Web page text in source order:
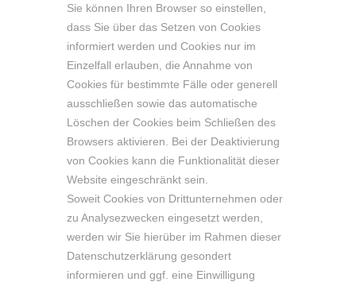
Sie können Ihren Browser so einstellen,
dass Sie über das Setzen von Cookies
informiert werden und Cookies nur im
Einzelfall erlauben, die Annahme von
Cookies für bestimmte Fälle oder generell
ausschließen sowie das automatische
Löschen der Cookies beim Schließen des
Browsers aktivieren. Bei der Deaktivierung
von Cookies kann die Funktionalität dieser
Website eingeschränkt sein.
Soweit Cookies von Drittunternehmen oder
zu Analysezwecken eingesetzt werden,
werden wir Sie hierüber im Rahmen dieser
Datenschutzerklärung gesondert
informieren und ggf. eine Einwilligung